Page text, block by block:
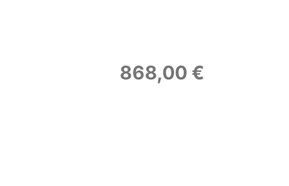
868,00 €